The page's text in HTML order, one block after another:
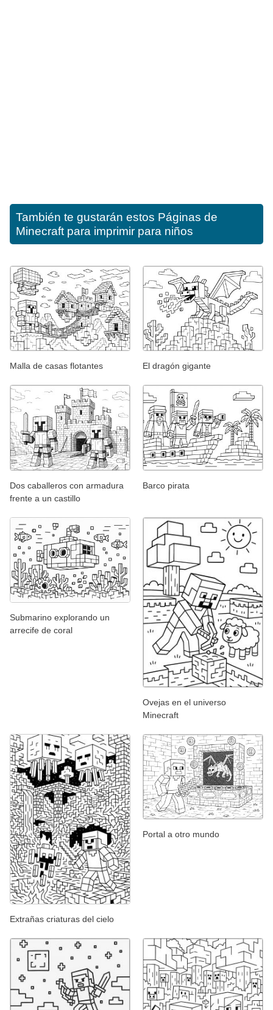
También te gustarán estos Páginas de
Minecraft para imprimir para niños
Malla de casas flotantes El dragón gigante
Dos caballeros con armadura
frente a un castillo
Barco pirata
Submarino explorando un
arrecife de coral
Ovejas en el universo
Minecraft
Extrañas criaturas del cielo
Portal a otro mundo